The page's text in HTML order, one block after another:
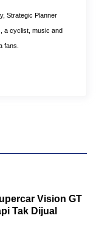
Strategic Planner
a cyclist, music and
fans.
Vision GT
Tak Dijual